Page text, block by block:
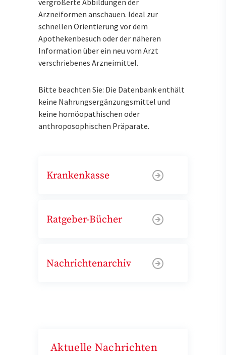
Arzneiformen anschauen. Ideal zur
schnellen Orientierung vor dem
Apothekenbesuch oder der näheren
Information über ein neu vom Arzt
verschriebenes Arzneimittel.
Bitte beachten Sie: Die Datenbank enthält
keine Nahrungsergänzungsmittel und
keine homöopathischen oder
anthroposophischen Präparate.
Krankenkasse
Ratgeber-Bücher
Nachrichtenarchiv
Aktuelle Nachrichten